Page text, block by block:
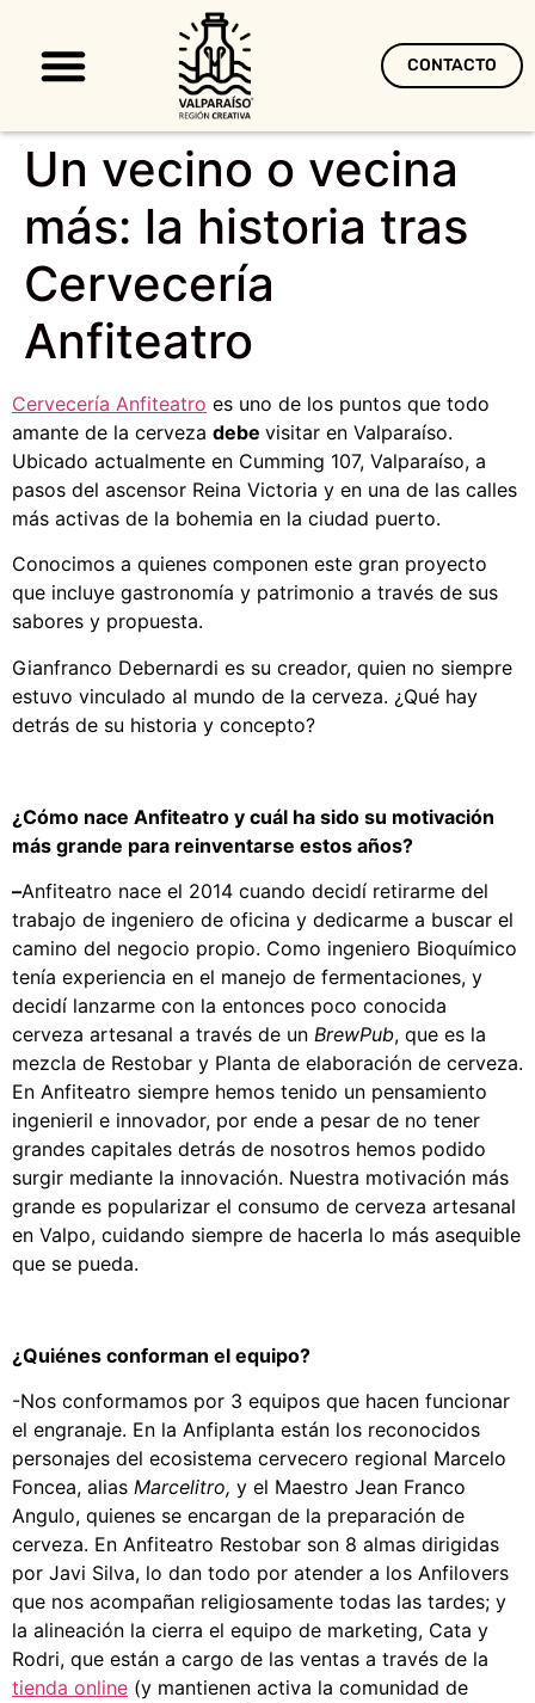
CONTACTO
Un vecino o vecina
más: la historia tras
Cervecería
Anfiteatro
Cervecería Anfiteatro es uno de los puntos que todo
amante de la cerveza debe visitar en Valparaíso.
Ubicado actualmente en Cumming 107, Valparaíso, a
pasos del ascensor Reina Victoria y en una de las calles
más activas de la bohemia en la ciudad puerto.
Conocimos a quienes componen este gran proyecto
que incluye gastronomía y patrimonio a través de sus
sabores y propuesta.
Gianfranco Debernardi es su creador, quien no siempre
estuvo vinculado al mundo de la cerveza. ¿Qué hay
detrás de su historia y concepto?
¿Cómo nace Anfiteatro y cuál ha sido su motivación
más grande para reinventarse estos años?
–Anfiteatro nace el 2014 cuando decidí retirarme del
trabajo de ingeniero de oficina y dedicarme a buscar el
camino del negocio propio. Como ingeniero Bioquímico
tenía experiencia en el manejo de fermentaciones, y
decidí lanzarme con la entonces poco conocida
cerveza artesanal a través de un BrewPub, que es la
mezcla de Restobar y Planta de elaboración de cerveza.
En Anfiteatro siempre hemos tenido un pensamiento
ingenieril e innovador, por ende a pesar de no tener
grandes capitales detrás de nosotros hemos podido
surgir mediante la innovación. Nuestra motivación más
grande es popularizar el consumo de cerveza artesanal
en Valpo, cuidando siempre de hacerla lo más asequible
que se pueda.
¿Quiénes conforman el equipo?
-Nos conformamos por 3 equipos que hacen funcionar
el engranaje. En la Anfiplanta están los reconocidos
personajes del ecosistema cervecero regional Marcelo
Foncea, alias Marcelitro, y el Maestro Jean Franco
Angulo, quienes se encargan de la preparación de
cerveza. En Anfiteatro Restobar son 8 almas dirigidas
por Javi Silva, lo dan todo por atender a los Anfilovers
que nos acompañan religiosamente todas las tardes; y
la alineación la cierra el equipo de marketing, Cata y
Rodri, que están a cargo de las ventas a través de la
tienda online (y mantienen activa la comunidad de